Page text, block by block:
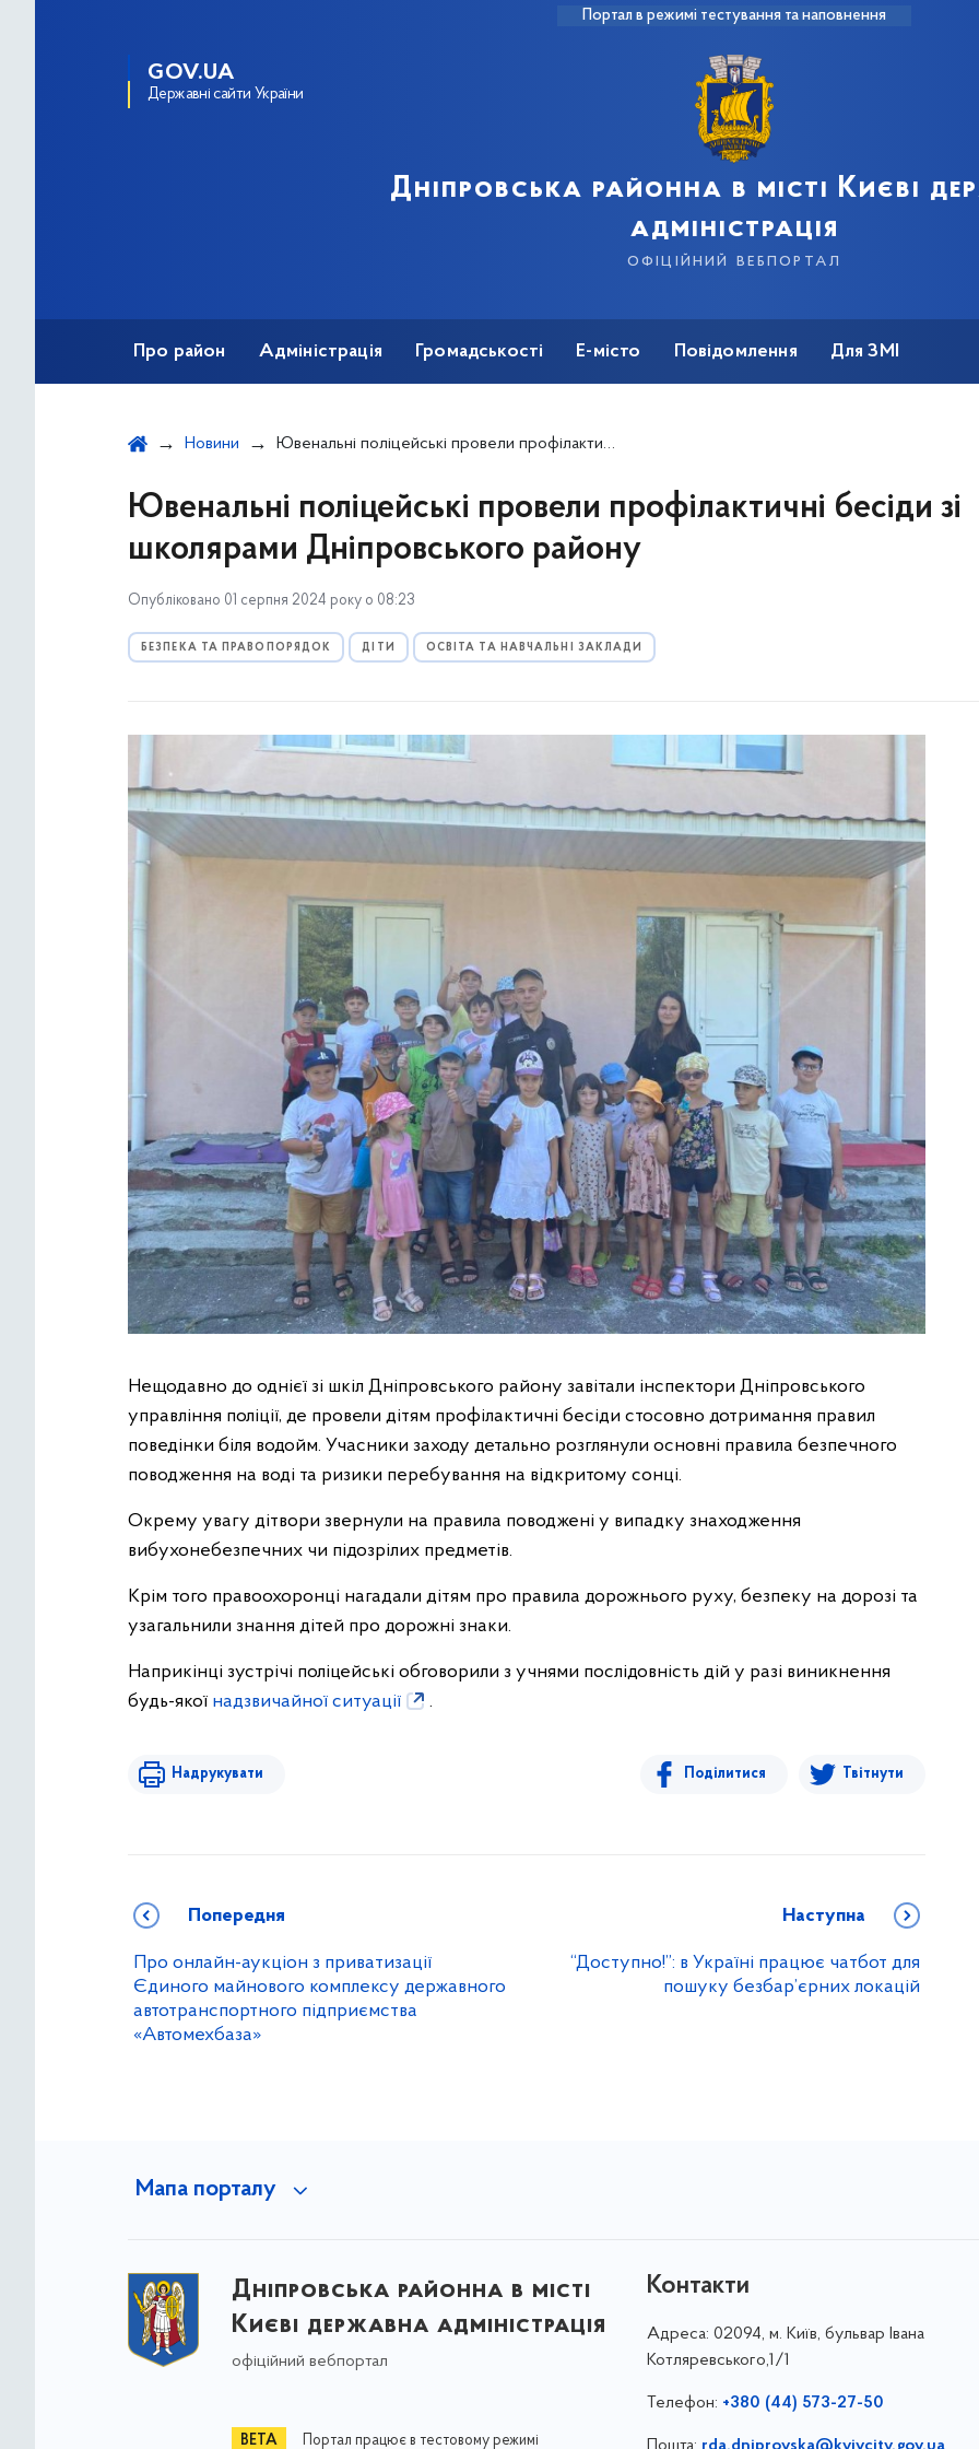
Портал в режимі тестування та наповнення
GOV.UA
Державні сайти України
Дніпровська районна в місті Києві
адміністрація
офіційний вебпортал
Про район Адміністрація Громадськості Е-місто Повідомлення Для ЗМІ
Новини Ювенальні поліцейські провели профілактичні бесіди зі школярами Дніпровського району
Ювенальні поліцейські провели профілактичні бесіди зі
школярами Дніпровського району
Опубліковано 01 серпня 2024 року о 08:23
БЕЗПЕКА ТА ПРАВОПОРЯДОК ДІТИ ОСВІТА ТА НАВЧАЛЬНІ ЗАКЛАДИ
Нещодавно до однієї зі шкіл Дніпровського району завітали інспектори Дніпровського
управління поліції, де провели дітям профілактичні бесіди стосовно дотримання правил
поведінки біля водойм. Учасники заходу детально розглянули основні правила безпечного
поводження на воді та ризики перебування на відкритому сонці.
Окрему увагу дітвори звернули на правила поводжені у випадку знаходження
вибухонебезпечних чи підозрілих предметів.
Крім того правоохоронці нагадали дітям про правила дорожнього руху, безпеку на дорозі та
узагальнили знання дітей про дорожні знаки.
Наприкінці зустрічі поліцейські обговорили з учнями послідовність дій у разі виникнення
будь-якої надзвичайної ситуації .
Надрукувати Поділитися Твітнути
Попередня
Про онлайн-аукціон з приватизації
Єдиного майнового комплексу державного
автотранспортного підприємства
«Автомехбаза»
Наступна
“Доступно!”: в Україні працює чатбот для
пошуку безбар’єрних локацій
Мапа порталу
Дніпровська районна в місті
Києві державна адміністрація
офіційний вебпортал
Портал працює в тестовому режимі
Контакти
Адреса: 02094, м. Київ, бульвар Івана
Котляревського,1/1
Телефон: +380 (44) 573-27-50
Пошта: rda.dniprovska@kyivcity.gov.ua